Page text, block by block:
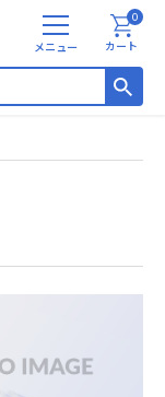
メ
ニ
カート
0